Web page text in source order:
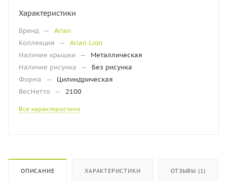
Характеристики
Бренд —
Arian
Коллекция
—
Arian Lion
Наличие крышки
—
Металлическая
Наличие рисунка
—
Без рисунка
Форма
—
Цилиндрическая
ВесНетто — 2100
Все характеристики
ОПИСАНИЕ ХАРАКТЕРИСТИКИ ОТЗЫВЫ (1)